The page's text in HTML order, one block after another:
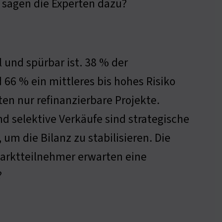
die Experten dazu?
spürbar ist. 38 % der
% ein mittleres bis hohes Risiko
nur refinanzierbare Projekte.
selektive Verkäufe sind strategische
um die Bilanz zu stabilisieren. Die
erwarten eine